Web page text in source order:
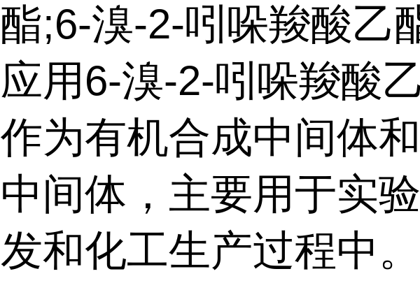
酯;6-溴-2-吲哚羧酸乙
应用6-溴-2-吲哚羧酸
作为有机合成中间体
中间体，主要用于实
发和化工生产过程中。